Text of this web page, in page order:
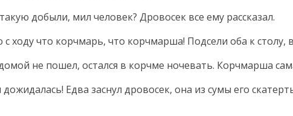
добыли, мил человек? Дровосек все ему рассказал.
ходу что корчмарь, что корчмарша! Подсели оба к столу,
не пошел, остался в корчме ночевать. Корчмарша
Едва заснул дровосек, она из сумы его